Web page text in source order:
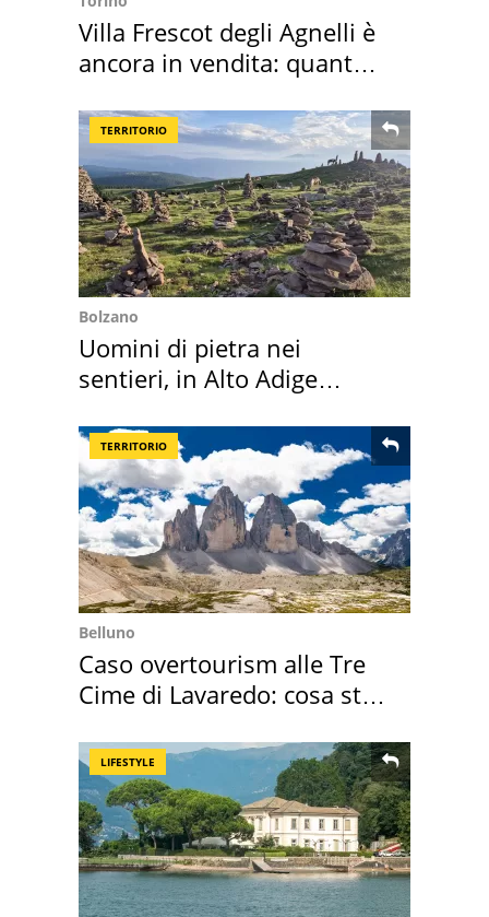
Villa Frescot degli Agnelli è
ancora in vendita: quanto
TERRITORIO
Bolzano
Uomini di pietra nei
sentieri, in Alto Adige
TERRITORIO
Belluno
Caso overtourism alle Tre
Cime di Lavaredo: cosa sta
LIFESTYLE